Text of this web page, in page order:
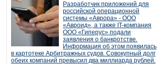
Разработчик приложений для
российской операционной
системы «Аврора» - ООО
«Авроид», а также IT-компания
ООО «Гиперус» подали
заявления о банкротстве.
Информация об этом появилась
в картотеке Арбитражных судов. Совокупный долг
обеих компаний превысил два миллиарда рублей.